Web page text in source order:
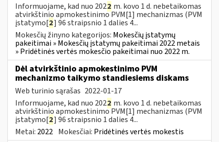
Informuojame, kad nuo 2022 m. kovo 1 d. nebetaikomas
atvirkštinio apmokestinimo PVM[1] mechanizmas (PVM
įstatymo[2] 96 straipsnio 1 dalies 4...
Mokesčių žinyno kategorijos: Mokesčių įstatymų
pakeitimai » Mokesčių įstatymų pakeitimai 2022 metais
» Pridėtinės vertės mokesčio pakeitimai nuo 2022 m.
Dėl atvirkštinio apmokestinimo PVM
mechanizmo taikymo standiesiems diskams
Web turinio sąrašas 2022-01-17
Informuojame, kad nuo 2022 m. kovo 1 d. nebetaikomas
atvirkštinio apmokestinimo PVM[1] mechanizmas (PVM
įstatymo[2] 96 straipsnio 1 dalies 4...
Metai: 2022 Mokesčiai: Pridėtinės vertės mokestis